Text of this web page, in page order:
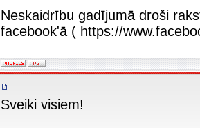
Neskaidrību gadījumā droši
facebook'ā ( https://
Sveiki visiem!